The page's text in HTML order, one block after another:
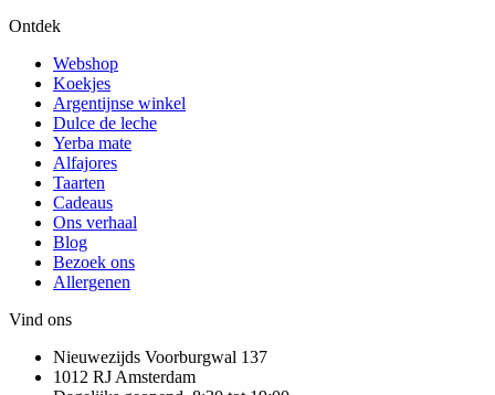
Ontdek
Webshop
Koekjes
Argentijnse winkel
Dulce de leche
Yerba mate
Alfajores
Taarten
Cadeaus
Ons verhaal
Blog
Bezoek ons
Allergenen
Vind ons
Nieuwezijds Voorburgwal 137
1012 RJ Amsterdam